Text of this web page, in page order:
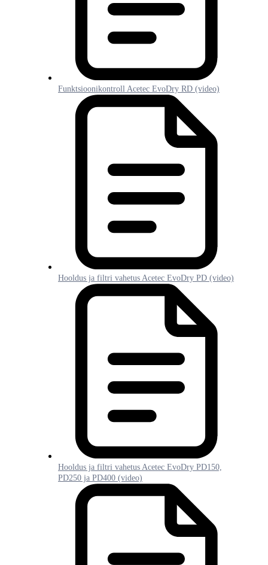
Funktsioonikontroll Acetec EvoDry RD (video)
Hooldus ja filtri vahetus Acetec EvoDry PD (video)
Hooldus ja filtri vahetus Acetec EvoDry PD150,
PD250 ja PD400 (video)